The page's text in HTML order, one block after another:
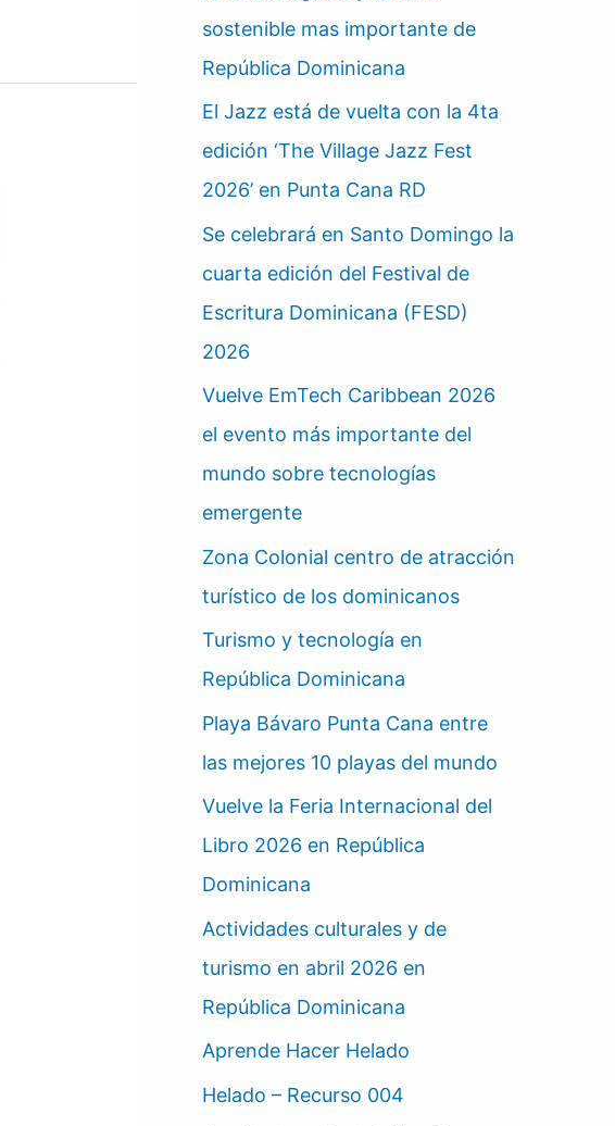
sostenible mas importante de
República Dominicana
El Jazz está de vuelta con la 4ta
edición ‘The Village Jazz Fest
2026’ en Punta Cana RD
Se celebrará en Santo Domingo la
cuarta edición del Festival de
Escritura Dominicana (FESD)
2026
Vuelve EmTech Caribbean 2026
el evento más importante del
mundo sobre tecnologías
emergente
Zona Colonial centro de atracción
turístico de los dominicanos
Turismo y tecnología en
República Dominicana
Playa Bávaro Punta Cana entre
las mejores 10 playas del mundo
Vuelve la Feria Internacional del
Libro 2026 en República
Dominicana
Actividades culturales y de
turismo en abril 2026 en
República Dominicana
Aprende Hacer Helado
Helado – Recurso 004